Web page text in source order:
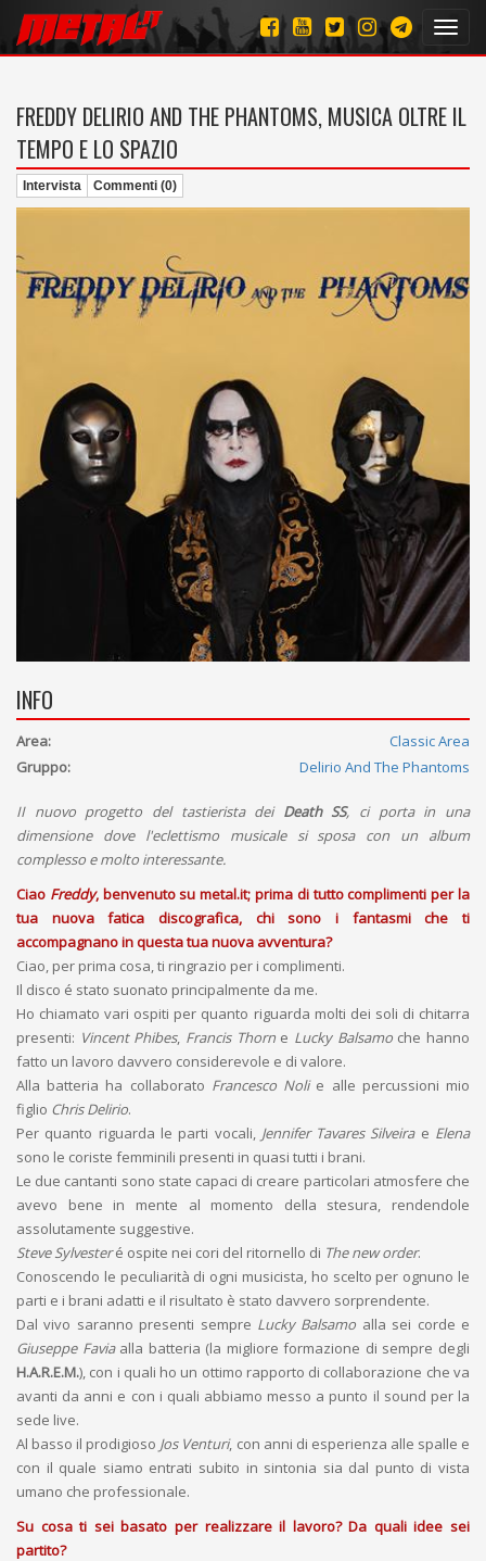
FREDDY DELIRIO AND THE PHANTOMS, MUSICA OLTRE IL
TEMPO E LO SPAZIO
Intervista Commenti (0)
INFO
Area:
Classic Area
Gruppo:
Delirio And The Phantoms
II nuovo progetto del tastierista dei Death SS, ci porta in una
dimensione dove l'eclettismo musicale si sposa con un album
complesso e molto interessante.
Ciao Freddy, benvenuto su metal.it; prima di tutto complimenti per la
tua nuova fatica discografica, chi sono i fantasmi che ti
accompagnano in questa tua nuova avventura?
Ciao, per prima cosa, ti ringrazio per i complimenti.
Il disco é stato suonato principalmente da me.
Ho chiamato vari ospiti per quanto riguarda molti dei soli di chitarra
presenti: Vincent Phibes, Francis Thorne Lucky Balsamoche hanno
fatto un lavoro davvero considerevole e di valore.
Alla batteria ha collaborato Francesco Nolie alle percussioni mio
figlio Chris Delirio.
Per quanto riguarda le parti vocali, Jennifer Tavares Silveirae Elena
sono le coriste femminili presenti in quasi tutti i brani.
Le due cantanti sono state capaci di creare particolari atmosfere che
avevo bene in mente al momento della stesura, rendendole
assolutamente suggestive.
Steve Sylvesteré ospite nei cori del ritornello di The new order.
Conoscendo le peculiarità di ogni musicista, ho scelto per ognuno le
parti e i brani adatti e il risultato è stato davvero sorprendente.
Dal vivo saranno presenti sempre Lucky Balsamo alla sei corde e
Giuseppe Faviaalla batteria (la migliore formazione di sempre degli
H.A.R.E.M.), con i quali ho un ottimo rapporto di collaborazione che va
avanti da anni e con i quali abbiamo messo a punto il sound per la
sede live.
Al basso il prodigioso Jos Venturi, con anni di esperienza alle spalle e
con il quale siamo entrati subito in sintonia sia dal punto di vista
umano che professionale.
Su cosa ti sei basato per realizzare il lavoro? Da quali idee sei
partito?